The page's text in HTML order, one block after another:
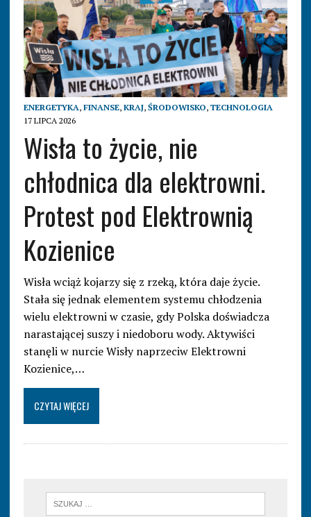
ENERGETYKA, FINANSE, KRAJ, ŚRODOWISKO, TECHNOLOGIA
17 LIPCA 2026
Wisła to życie, nie
chłodnica dla elektrowni.
Protest pod Elektrownią
Kozienice
Wisła wciąż kojarzy się z rzeką, która daje życie.
Stała się jednak elementem systemu chłodzenia
wielu elektrowni w czasie, gdy Polska doświadcza
narastającej suszy i niedoboru wody. Aktywiści
stanęli w nurcie Wisły naprzeciw Elektrowni
Kozienice,…
CZYTAJ WIĘCEJ